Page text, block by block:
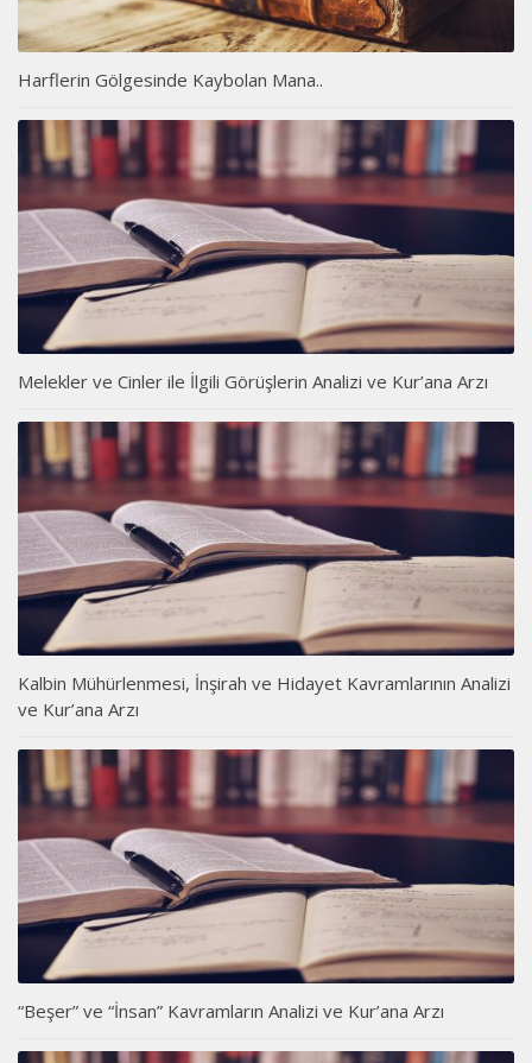
Harflerin Gölgesinde Kaybolan Mana..
Melekler ve Cinler ile İlgili Görüşlerin Analizi ve Kur’ana Arzı
Kalbin Mühürlenmesi, İnşirah ve Hidayet Kavramlarının Analizi
ve Kur’ana Arzı
“Beşer” ve “İnsan” Kavramların Analizi ve Kur’ana Arzı